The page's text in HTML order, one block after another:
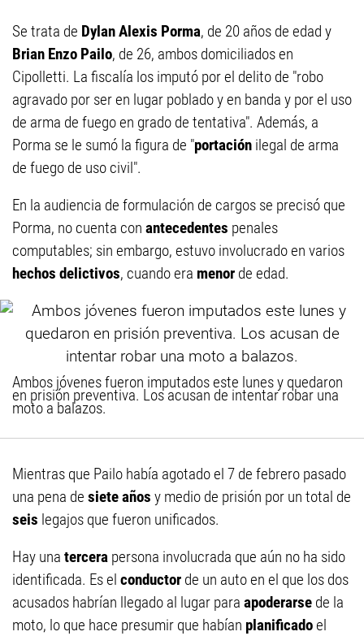
Se trata de Dylan Alexis Porma, de 20 años de edad y
Brian Enzo Pailo, de 26, ambos domiciliados en
Cipolletti. La fiscalía los imputó por el delito de "robo
agravado por ser en lugar poblado y en banda y por el uso
de arma de fuego en grado de tentativa". Además, a
Porma se le sumó la figura de "portación ilegal de arma
de fuego de uso civil".
En la audiencia de formulación de cargos se precisó que
Porma, no cuenta con antecedentes penales
computables; sin embargo, estuvo involucrado en varios
hechos delictivos, cuando era menor de edad.
Ambos jóvenes fueron imputados este lunes y quedaron
en prisión preventiva. Los acusan de intentar robar una
moto a balazos.
Mientras que Pailo había agotado el 7 de febrero pasado
una pena de siete años y medio de prisión por un total de
seis legajos que fueron unificados.
Hay una tercera persona involucrada que aún no ha sido
identificada. Es el conductor de un auto en el que los dos
acusados habrían llegado al lugar para apoderarse de la
moto, lo que hace presumir que habían planificadoel